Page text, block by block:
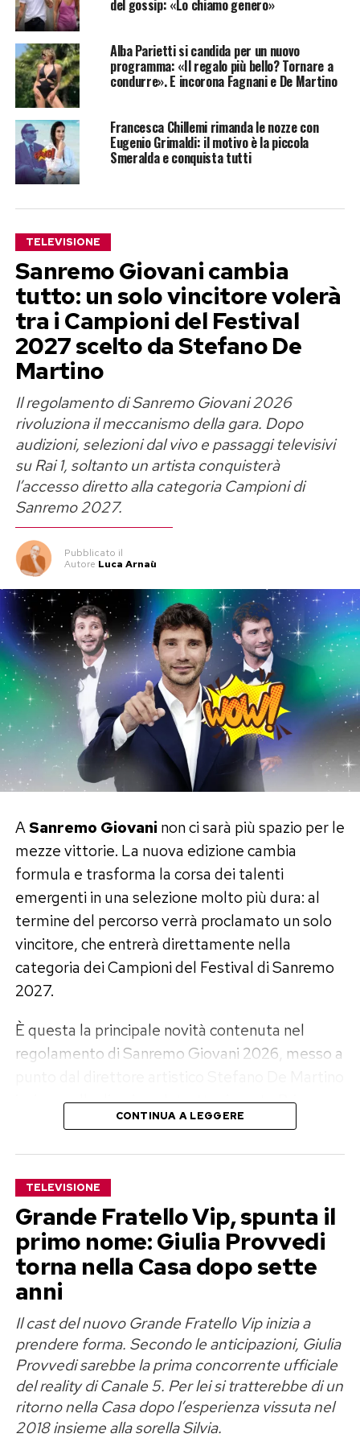
del gossip: «Lo chiamo genero»
Alba Parietti si candida per un nuovo
programma: «Il regalo più bello? Tornare a
condurre». E incorona Fagnani e De Martino
Francesca Chillemi rimanda le nozze con
Eugenio Grimaldi: il motivo è la piccola
Smeralda e conquista tutti
TELEVISIONE
Sanremo Giovani cambia
tutto: un solo vincitore volerà
tra i Campioni del Festival
2027 scelto da Stefano De
Martino
Il regolamento di Sanremo Giovani 2026
rivoluziona il meccanismo della gara. Dopo
audizioni, selezioni dal vivo e passaggi televisivi
su Rai 1, soltanto un artista conquisterà
l’accesso diretto alla categoria Campioni di
Sanremo 2027.
Pubblicato il
Autore Luca Arnaù
ASanremo Giovani non ci sarà più spazio per le
mezze vittorie. La nuova edizione cambia
formula e trasforma la corsa dei talenti
emergenti in una selezione molto più dura: al
termine del percorso verrà proclamato un solo
vincitore, che entrerà direttamente nella
categoria dei Campioni del Festival di Sanremo
2027.
È questa la principale novità contenuta nel
regolamento di Sanremo Giovani 2026, messo a
insieme alla direzione Intrattenimento Prime
Time della Rai. Il documento sarà pubblicato
Sanremo Giovani 2026, un solo
posto tra i Campioni
La modifica più importante riguarda il premio
finale. Niente gruppetto di promossi e nessuna
corsia parallela: tra tutti gli artisti in gara,
soltanto uno otterrà il diritto di salire sul palco
dell’Ariston nella categoria principale.
Una scelta che rende il percorso più competitivo
CONTINUA A LEGGERE
TELEVISIONE
Grande Fratello Vip, spunta il
primo nome: Giulia Provvedi
torna nella Casa dopo sette
anni
Il cast del nuovo Grande Fratello Vip inizia a
prendere forma. Secondo le anticipazioni, Giulia
Provvedi sarebbe la prima concorrente ufficiale
del reality di Canale 5. Per lei si tratterebbe di un
ritorno nella Casa dopo l’esperienza vissuta nel
2018 insieme alla sorella Silvia.